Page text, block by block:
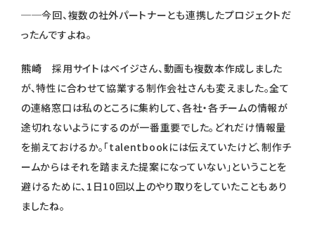
──今回、複数の社外パートナーとも連携したプロジェクトだ
ったんですよね。
熊崎採用サイトはベイジさん、動画も複数本作成しました
が、特性に合わせて協業する制作会社さんも変えました。全て
の連絡窓口は私のところに集約して、各社・各チームの情報が
途切れないようにするのが一番重要でした。どれだけ情報量
を揃えておけるか。「talentbookには伝えていたけど、制作チ
ームからはそれを踏まえた提案になっていない」ということを
避けるために、1日10回以上のやり取りをしていたこともあり
ましたね。